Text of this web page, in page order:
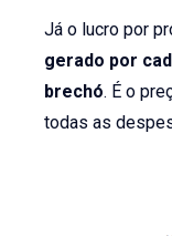
Já o lucro por
gerado por
brechó. É o
todas as